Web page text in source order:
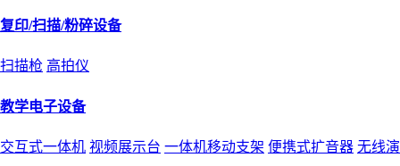
复印/扫描/粉碎设备
扫描枪 高拍仪
教学电子设备
交互式一体机 视频展示台 一体机移动支架 便携式扩音器 无线